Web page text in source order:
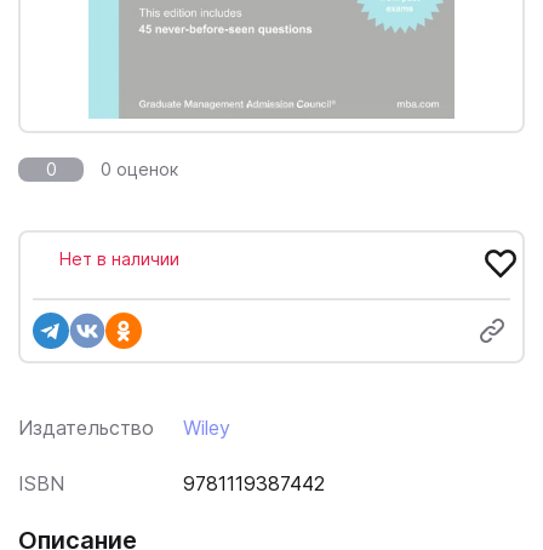
0 0 оценок
Издательство Wiley
ISBN 9781119387442
Нет в наличии
Описание